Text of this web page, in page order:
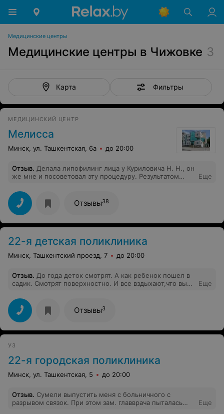
Медицинские центры
Медицинские центры в Чижовке 3
Карта Фильтры
МЕДИЦИНСКИЙ ЦЕНТР
Мелисса
Минск, ул. Ташкентская, 6а до 20:00
Отзыв. Делала липофилинг лица у Куриловича Н. Н., он
же мне и посоветовал эту процедуру. Результатом
замечательный. Центр тоже приятный. Спасибо.)))
Еще
Отзывы38
22-я детская поликлиника
Минск, Ташкентский проезд, 7 до 20:00
Отзыв. До года деток смотрят. А как ребенок пошел в
садик. Смотрят поверхностно. И все вздыхают,что вы
болел, предлагайте. Это ваша обязанность если
ребенок часто болеет. Забыли,что такое адаптация в
саду? Сами на больничных не были? Да любая мама за
здоровье своих детей! Хотела звонить в комитет
здравоохранения повод был. Спасибо Богу все
Обидно,что у нас такая детская медицина. Контакты
свои не оставляю. Знаю,что скажете. Вспомните как
Ваши дети ходили в сад!
Еще
Отзывы3
УЗ
22-я городская поликлиника
Минск, ул. Ташкентская, 5 до 20:00
Отзыв. Сумели выпустить меня с больничного с
разрывом связок. При этом зам. главврача пыталась
Еще